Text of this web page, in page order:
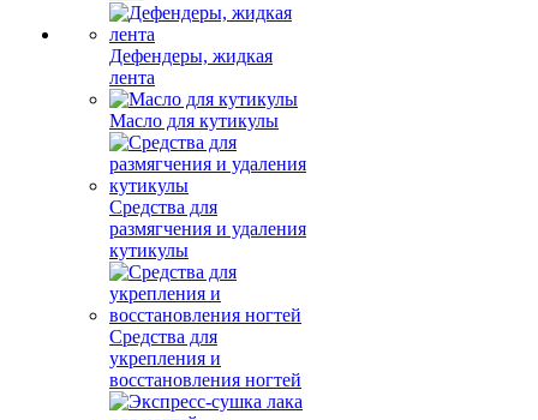
Дефендеры, жидкая
лента
Масло для кутикулы
Средства для
размягчения и удаления
кутикулы
Средства для
укрепления и
восстановления ногтей